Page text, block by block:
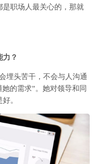
职场人最关心的，那就
力？
埋头苦干，不会与人沟通
的需求”。她对领导和同
。